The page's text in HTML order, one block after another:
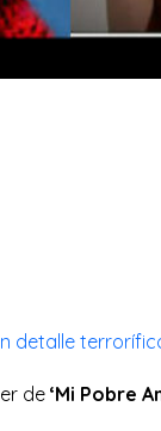
detalle
de ‘Mi Pobre